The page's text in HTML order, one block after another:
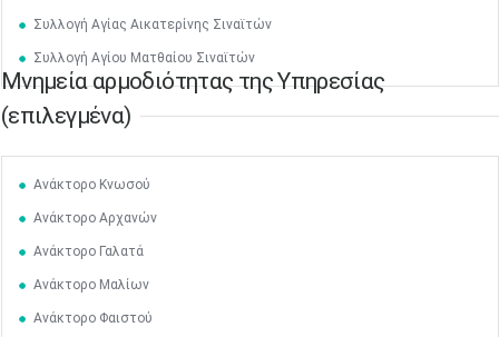
Συλλογή Αγίας Αικατερίνης Σιναϊτών
Συλλογή Αγίου Ματθαίου Σιναϊτών
Μνημεία αρμοδιότητας της Υπηρεσίας
(επιλεγμένα)
Ανάκτορο Kνωσού
Ανάκτορο Αρχανών
Ανάκτορο Γαλατά
Ανάκτορο Μαλίων
Ανάκτορο Φαιστού